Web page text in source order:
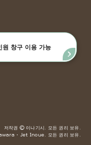
원 창구 이용 가능
저작권 © 이나기시. 모든 권리 보유.
・ Jet Inoue. 모든 권리 보유.